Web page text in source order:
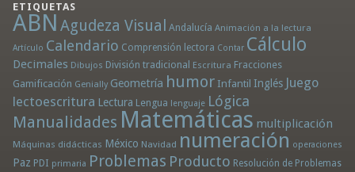
ETIQUETAS
ABN Agudeza Visual Andalucía Animación a la lectura
Artículo Calendario Comprensión lectora Contar Cálculo
Decimales Dibujos División tradicional Escritura Fracciones
Gamificación Genially Geometría humor Infantil Inglés Juego
lectoescritura Lectura Lengua lenguaje Lógica
Manualidades Matemáticas multiplicación
Máquinas didácticas México Navidad numeración operaciones
Paz PDI primaria Problemas Producto Resolución de Problemas